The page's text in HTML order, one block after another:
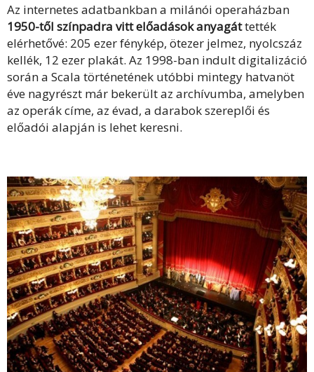
Az internetes adatbankban a milánói operaházban
1950-től színpadra vitt előadások anyagáttették
elérhetővé: 205 ezer fénykép, ötezer jelmez, nyolcszáz
kellék, 12 ezer plakát. Az 1998-ban indult digitalizáció
során a Scala történetének utóbbi mintegy hatvanöt
éve nagyrészt már bekerült az archívumba, amelyben
az operák címe, az évad, a darabok szereplői és
előadói alapján is lehet keresni.